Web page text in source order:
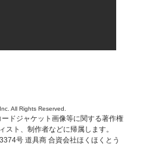
All Rights Reserved.
ドジャケット画像等に関する著作権
スト、制作者などに帰属します。
号 道具商 合資会社ほくほくとう